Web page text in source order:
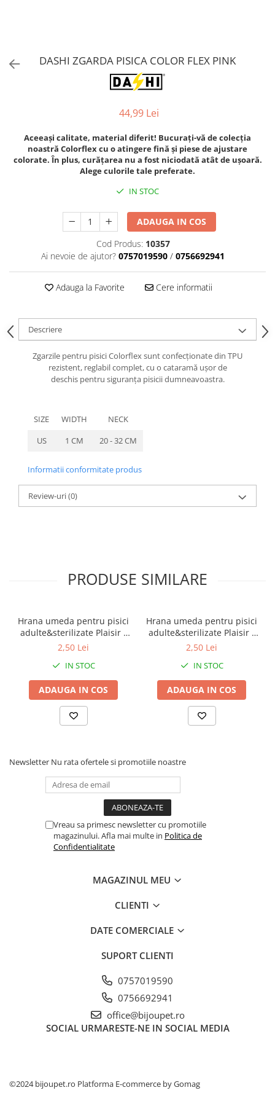
Hrana umeda
Batoane branza Yak
Castroane si Dozatoare
Custi si Genti de Transport
Lemne si coarne de cerb sau
Lese, Zgarzi & Hamuri
Perii si Piepteni
Produse Igiena si Ingrijire
Saltele cu efect de racire
Suplimente
DASHI ZGARDA PISICA COLOR FLEX PINK
44,99 Lei
Aceeași calitate, material diferit! Bucurați-vă de colecția
noastră Colorflex cu o atingere fină și piese de ajustare
colorate. În plus, curățarea nu a fost niciodată atât de ușoară.
Alege culorile tale preferate.
IN STOC
ADAUGA IN COS
Cod Produs: 10357
Ai nevoie de ajutor? 0757019590 / 0756692941
Adauga la Favorite Cere informatii
Descriere
Zgarzile pentru pisici Colorflex sunt confecționate din TPU
rezistent, reglabil complet, cu o cataramă ușor de
deschis pentru siguranța pisicii dumneavoastra.
SIZE WIDTH
NECK
US
1 CM 20 - 32 CM
Informatii conformitate produs
Review-uri(0)
PRODUSE SIMILARE
Hrana umeda pentru pisici
adulte&sterilizate Plaisir -
vita&curcan 100g
2,50 Lei
IN STOC
ADAUGA IN COS
Hrana umeda pentru pisici
adulte&sterilizate Plaisir -
pui&ficat 100g
2,50 Lei
IN STOC
ADAUGA IN COS
Newsletter Nu rata ofertele si promotiile noastre
Vreau sa primesc newsletter cu promotiile
magazinului. Afla mai multe in Politica de
Confidentialitate
MAGAZINUL MEU
CLIENTI
DATE COMERCIALE
SUPORT CLIENTI
0757019590
0756692941
office@bijoupet.ro
SOCIAL URMARESTE-NE IN SOCIAL MEDIA
©2024 bijoupet.ro Platforma E-commerce by Gomag